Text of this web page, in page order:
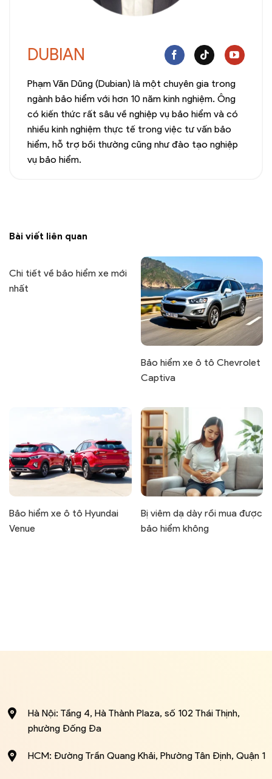
DUBIAN
Phạm Văn Dũng (Dubian) là một chuyên gia trong
ngành bảo hiểm với hơn 10 năm kinh nghiệm. Ông
có kiến thức rất sâu về nghiệp vụ bảo hiểm và có
nhiều kinh nghiệm thực tế trong việc tư vấn bảo
hiểm, hỗ trợ bồi thường cũng như đào tạo nghiệp
vụ bảo hiểm.
Bài viết liên quan
Chi tiết về bảo hiểm xe mới
nhất
Bảo hiểm xe ô tô Chevrolet
Captiva
Bảo hiểm xe ô tô Hyundai
Venue
Bị viêm dạ dày rồi mua được
bảo hiểm không
Hà Nội: Tầng 4, Hà Thành Plaza, số 102 Thái Thịnh,
phường Đống Đa
HCM: Đường Trần Quang Khải, Phường Tân Định, Quận 1